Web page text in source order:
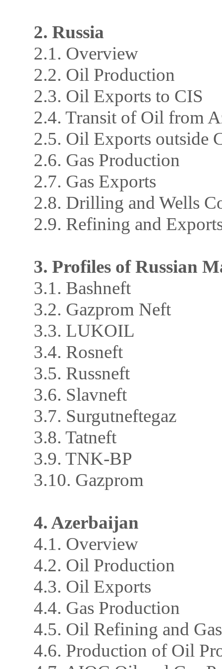
2. Russia
2.1. Overview
2.2. Oil Production
2.3. Oil Exports to CIS
2.4. Transit of Oil from
2.5. Oil Exports outside
2.6. Gas Production
2.7. Gas Exports
2.8. Drilling and Wells
2.9. Refining and
3. Profiles of Russian
3.1. Bashneft
3.2. Gazprom Neft
3.3. LUKOIL
3.4. Rosneft
3.5. Russneft
3.6. Slavneft
3.7. Surgutneftegaz
3.8. Tatneft
3.9. TNK-BP
3.10. Gazprom
4. Azerbaijan
4.1. Overview
4.2. Oil Production
4.3. Oil Exports
4.4. Gas Production
4.5. Oil Refining and
4.6. Production of Oil